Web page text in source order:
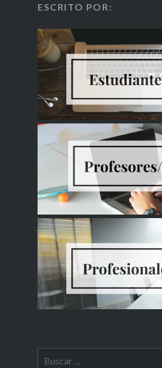
ESCRITO POR: